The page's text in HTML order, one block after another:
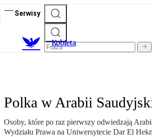
Serwisy
Kobieta
Polka w Arabii
Osoby, które po raz pierwszy odwiedzają
Wydziału Prawa na Uniwersytecie Dar El